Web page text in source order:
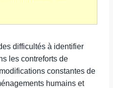
difficultés à identifier
les contreforts de
constantes de
humains et